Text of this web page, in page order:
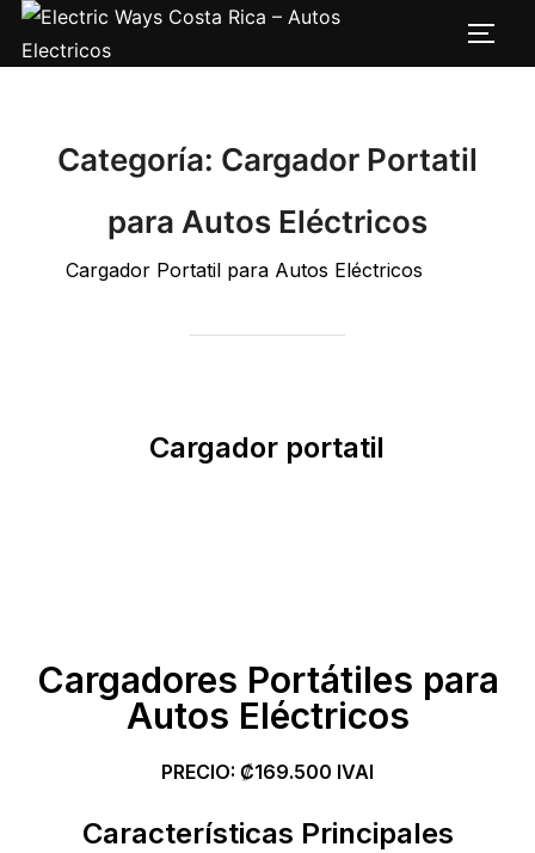
Saltar
Categoría: Cargador Portatil
para Autos Eléctricos
Cargador Portatil para Autos Eléctricos
Cargador portatil
Cargadores Portátiles para
Autos Eléctricos
PRECIO: ₡169.500 IVAI
Características Principales